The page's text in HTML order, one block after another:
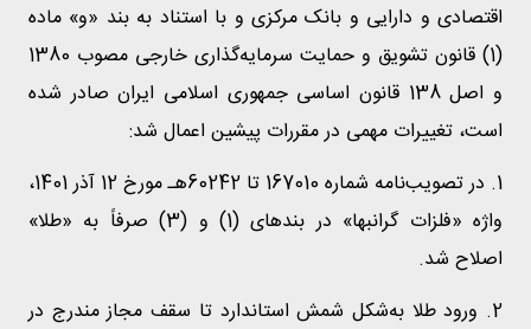
اقتصادی و دارایی و بانک مرکزی و با استناد به بند «و» ماده
(1) قانون تشویق و حمایت سرمایه‌گذاری خارجی مصوب 1380
و اصل 138 قانون اساسی جمهوری اسلامی ایران صادر شده
است، تغییرات مهمی در مقررات پیشین اعمال شد:
1. در تصویب‌نامه شماره 167010 تا 60242هـ مورخ 12 آذر 1401،
واژه «فلزات گرانبها» در بندهای (1) و (3) صرفاً به «طلا»
اصلاح شد.
2. ورود طلا به‌شکل شمش استاندارد تا سقف مجاز مندرج در